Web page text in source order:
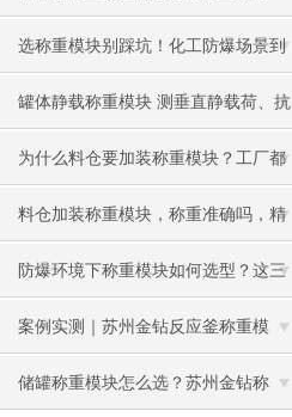
选称重模块别踩坑！化工防爆场景到
底该怎么选？
罐体静载称重模块 测垂直静载荷、抗
侧力、防倾覆、可水洗
为什么料仓要加装称重模块？工厂都
在悄悄升级
料仓加装称重模块，称重准确吗，精
度能达到多少
防爆环境下称重模块如何选型？这三
个案例告诉你答案
案例实测｜苏州金钻反应釜称重模
块，破解化工厂计量难题
储罐称重模块怎么选？苏州金钻称